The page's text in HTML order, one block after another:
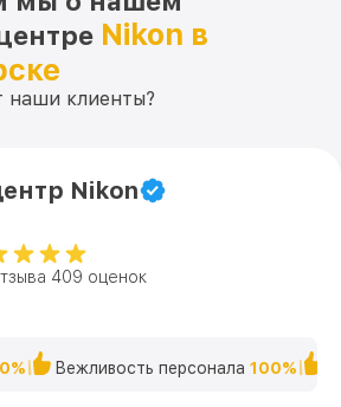
Nikon в
наши клиенты?
Nikon
409 оценок
Вежливость персонала 100%